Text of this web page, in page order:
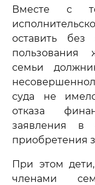
Вместе с
оставить
семьи
суда не
отказа
заявления в
приобретения
При этом
членами